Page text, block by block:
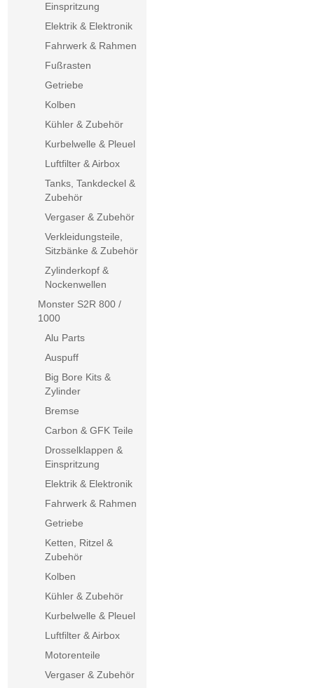
Einspritzung
Elektrik & Elektronik
Fahrwerk & Rahmen
Fußrasten
Getriebe
Kolben
Kühler & Zubehör
Kurbelwelle & Pleuel
Luftfilter & Airbox
Tanks, Tankdeckel &
Zubehör
Vergaser & Zubehör
Verkleidungsteile,
Sitzbänke & Zubehör
Zylinderkopf &
Nockenwellen
Monster S2R 800 /
1000
Alu Parts
Auspuff
Big Bore Kits &
Zylinder
Bremse
Carbon & GFK Teile
Drosselklappen &
Einspritzung
Elektrik & Elektronik
Fahrwerk & Rahmen
Getriebe
Ketten, Ritzel &
Zubehör
Kolben
Kühler & Zubehör
Kurbelwelle & Pleuel
Luftfilter & Airbox
Motorenteile
Vergaser & Zubehör